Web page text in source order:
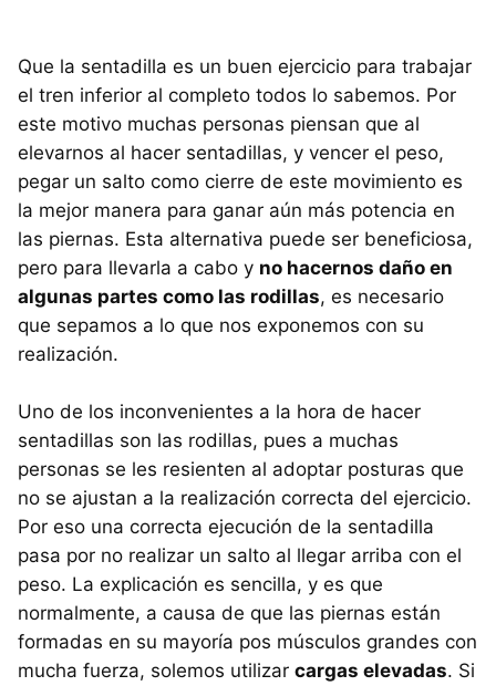
Que la sentadilla es un buen ejercicio para trabajar
el tren inferior al completo todos lo sabemos. Por
este motivo muchas personas piensan que al
elevarnos al hacer sentadillas, y vencer el peso,
pegar un salto como cierre de este movimiento es
la mejor manera para ganar aún más potencia en
las piernas. Esta alternativa puede ser beneficiosa,
pero para llevarla a cabo y no hacernos daño en
algunas partes como las rodillas, es necesario
que sepamos a lo que nos exponemos con su
realización.
Uno de los inconvenientes a la hora de hacer
sentadillas son las rodillas, pues a muchas
personas se les resienten al adoptar posturas que
no se ajustan a la realización correcta del ejercicio.
Por eso una correcta ejecución de la sentadilla
pasa por no realizar un salto al llegar arriba con el
peso. La explicación es sencilla, y es que
normalmente, a causa de que las piernas están
formadas en su mayoría pos músculos grandes con
mucha fuerza, solemos utilizar cargas elevadas. Si